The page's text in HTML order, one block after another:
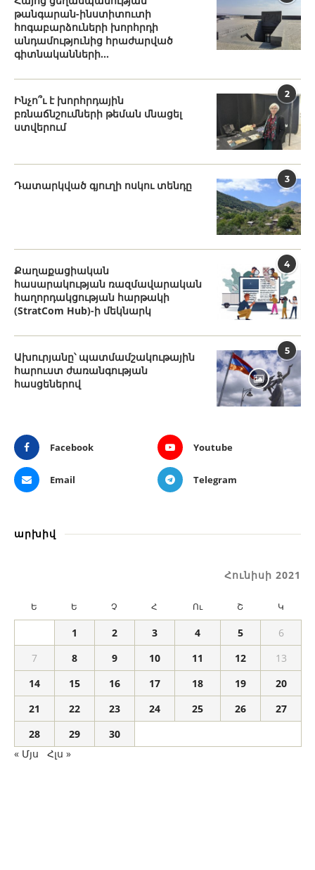
թանգարան-ինստիտուտի
հոգաբարձուների խորհրդի
անդամությունից հրաժարված
գիտնականների...
2
Ինչո՞ւ է խորհրդային
բռնաճնշումների թեման մնացել
ստվերում
3
Դատարկված գյուղի ոսկու տենդը
4
Քաղաքացիական
հասարակության ռազմավարական
հաղորդակցության հարթակի
(StratCom Hub)-ի մեկնարկ
5
Ախուրյանը՝ պատմամշակութային
հարուստ ժառանգության
հասցեներով
Facebook Youtube
Email Telegram
արխիվ
Հունիսի 2021
Ե Ե Չ Հ Ու Շ Կ
1 2 3 4 5
6
7
8 9 10 11 12
13
14
15 16 17 18 19
20
21
22 23 24 25 26
27
28
29
30
« Մյս
Հլս »